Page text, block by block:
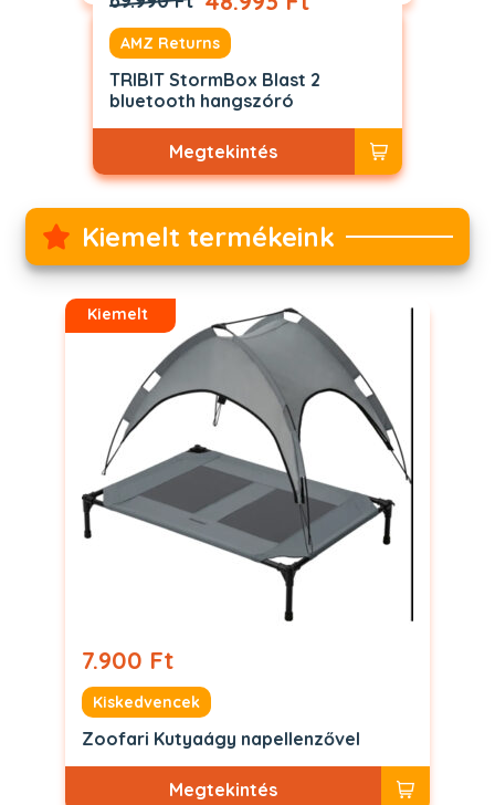
AMZ Returns
TRIBIT StormBox Blast 2
bluetooth hangszóró
Megtekintés
Kiemelt termékeink
Kiemelt
7.900 Ft
Kiskedvencek
Zoofari Kutyaágy napellenzővel
Megtekintés